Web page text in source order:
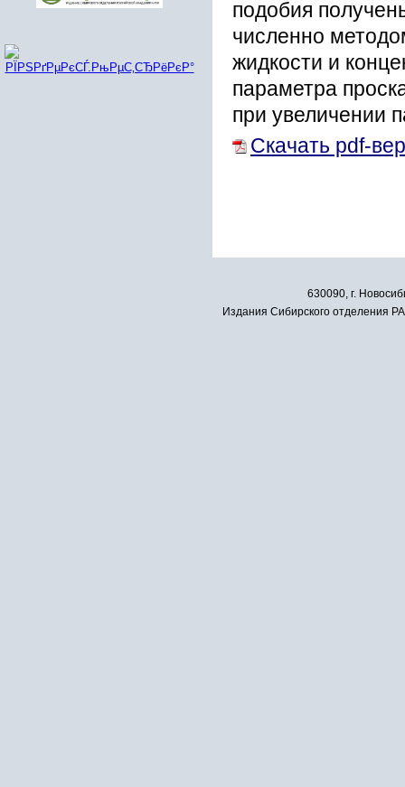
подобия
численно
жидкости и
параметра
при увеличении
Скачать pdf-
630090, г.
Издания Сибирского отделения